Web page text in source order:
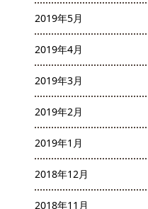
2019年5月
2019年4月
2019年3月
2019年2月
2019年1月
2018年12月
2018年11月